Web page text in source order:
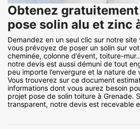
Obtenez
pose solin alu et zinc
Demandez en un seul clic sur notre
vous prévoyez de poser un solin sur
cheminée, colonne d’évent, toiture-
notre devis est aussi démuni de tout
peu importe l’envergure et la nature de
Vous trouverez sur ce document
informations dont vous aurez besoin
projet pose de solin toiture à Grenade.
transparent, notre devis est recevable